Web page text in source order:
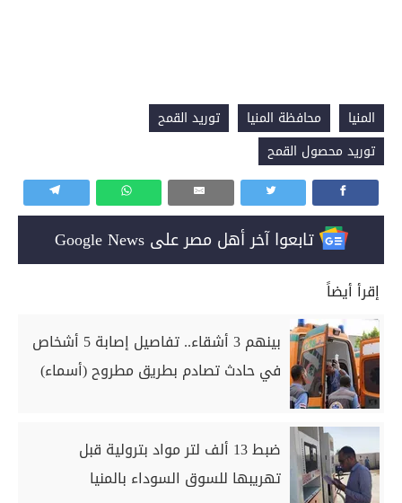
المنيا محافظة المنيا
توريد القمح
توريد محصول القمح
تابعوا آخر أهل مصر على Google News
إقرأ أيضاً
بينهم 3 أشقاء.. تفاصيل إصابة 5 أشخاص
في حادث تصادم بطريق مطروح (أسماء)
ضبط 13 ألف لتر مواد بترولية قبل
تهريبها للسوق السوداء بالمنيا